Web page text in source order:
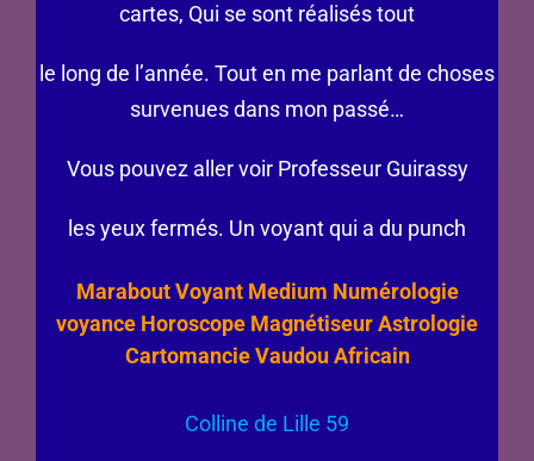
cartes, Qui se sont réalisés tout
le long de l’année. Tout en me parlant de choses
survenues dans mon passé…
Vous pouvez aller voir Professeur Guirassy
les yeux fermés. Un voyant qui a du punch
Marabout Voyant Medium Numérologie
voyance Horoscope Magnétiseur Astrologie
Cartomancie Vaudou Africain
Colline de Lille 59